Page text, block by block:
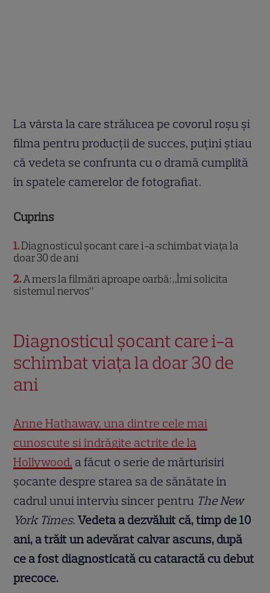
La vârsta la care strălucea pe covorul roșu și
filma pentru producții de succes, puțini știau
că vedeta se confrunta cu o dramă cumplită
în spatele camerelor de fotografiat.
Cuprins
1 Diagnosticul șocant care i-a schimbat viața la
doar 30 de ani
2 A mers la filmări aproape oarbă: „Îmi solicita
sistemul nervos”
Diagnosticul șocant care i-a
schimbat viața la doar 30 de
ani
Anne Hathaway, una dintre cele mai
cunoscute și îndrăgite actrițe de la
Hollywood, a făcut o serie de mărturisiri
șocante despre starea sa de sănătate în
cadrul unui interviu sincer pentru The New
York Times.Vedeta a dezvăluit că, timp de 10
ani, a trăit un adevărat calvar ascuns, după
ce a fost diagnosticată cu cataractă cu debut
precoce.